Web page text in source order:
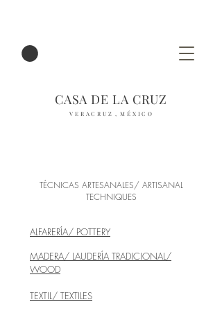
CASA DE LA CRUZ
V E R A C R U Z , M É X I C O
TÉCNICAS ARTESANALES/ ARTISANAL
TECHNIQUES
ALFARERÍA/ POTTERY
MADERA/ LAUDERÍA TRADICIONAL/
WOOD
TEXTIL/ TEXTILES